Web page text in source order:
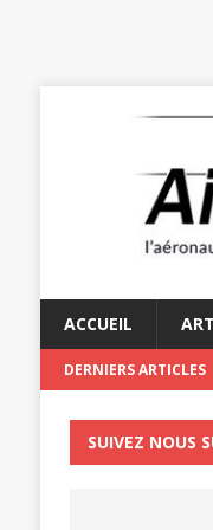
ACCUEIL
DERNIERS ARTICLES
SUIVEZ NOUS